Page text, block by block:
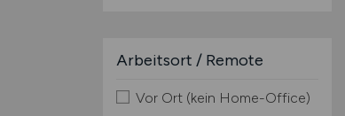
Arbeitsort / Remote
Vor Ort (kein Home-Office)